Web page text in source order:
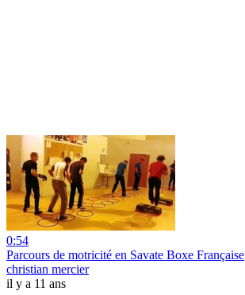
0:54
Parcours de motricité en Savate Boxe Française
christian mercier
il y a 11 ans